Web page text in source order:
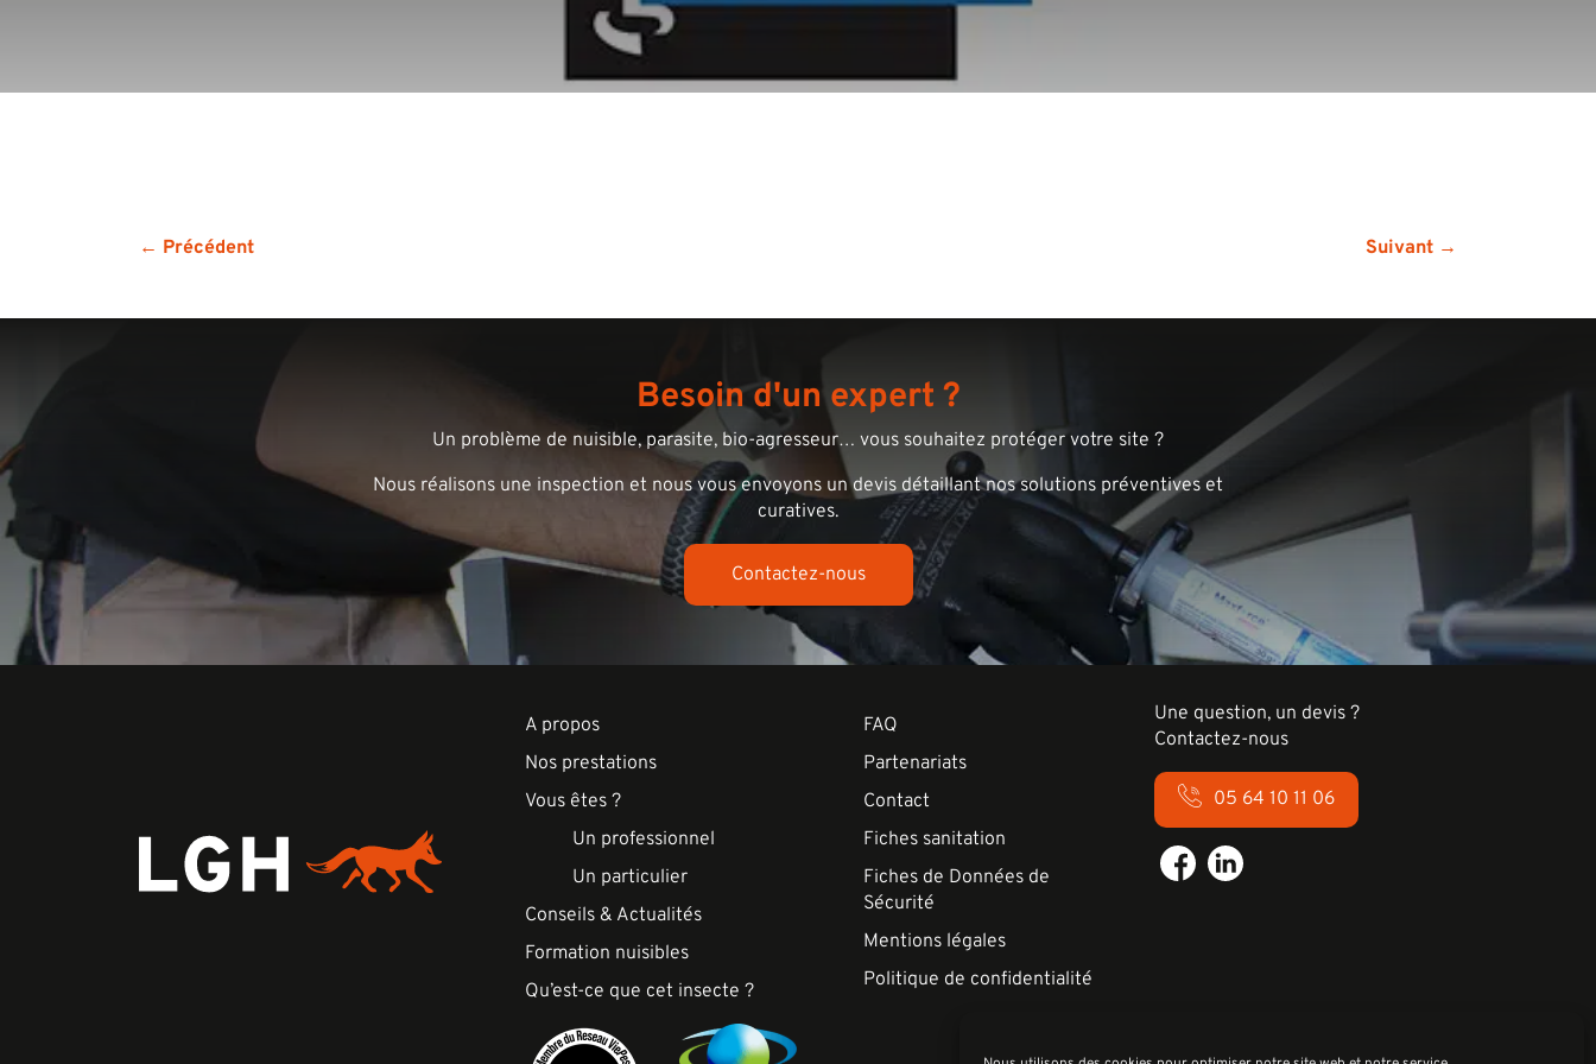
← Précédent Suivant →
Besoin d'un expert ?
Un problème de nuisible, parasite, bio-agresseur… vous souhaitez protéger votre site ?
Nous réalisons une inspection et nous vous envoyons un devis détaillant nos solutions préventives et
curatives.
Contactez-nous
A propos
Nos prestations
Vous êtes ?
Un professionnel
Un particulier
Conseils & Actualités
Formation nuisibles
Qu’est-ce que cet insecte ?
FAQ
Partenariats
Contact
Fiches sanitation
Fiches de Données de
Sécurité
Mentions légales
Politique de confidentialité
Une question, un devis ?
Contactez-nous
05 64 10 11 06